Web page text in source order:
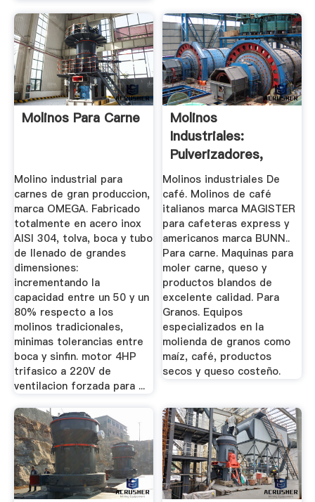
Molinos Para Carne
Molino industrial para
carnes de gran produccion,
marca OMEGA. Fabricado
totalmente en acero inox
AISI 304, tolva, boca y tubo
de llenado de grandes
dimensiones:
incrementando la
capacidad entre un 50 y un
80% respecto a los
molinos tradicionales,
minimas tolerancias entre
boca y sinfin. motor 4HP
trifasico a 220V de
ventilacion forzada para ...
Molinos
Industriales:
Pulverizadores,
Trituradores ...
Molinos industriales De
café. Molinos de café
italianos marca MAGISTER
para cafeteras express y
americanos marca BUNN..
Para carne. Maquinas para
moler carne, queso y
productos blandos de
excelente calidad. Para
Granos. Equipos
especializados en la
molienda de granos como
maíz, café, productos
secos y queso costeño.